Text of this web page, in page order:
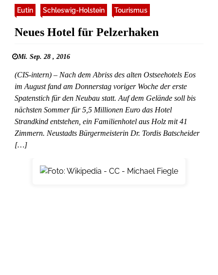
Eutin Schleswig-Holstein Tourismus
Neues Hotel für Pelzerhaken
Mi. Sep. 28 , 2016
(CIS-intern) – Nach dem Abriss des alten Ostseehotels Eos
im August fand am Donnerstag voriger Woche der erste
Spatenstich für den Neubau statt. Auf dem Gelände soll bis
nächsten Sommer für 5,5 Millionen Euro das Hotel
Strandkind entstehen, ein Familienhotel aus Holz mit 41
Zimmern. Neustadts Bürgermeisterin Dr. Tordis Batscheider
[…]